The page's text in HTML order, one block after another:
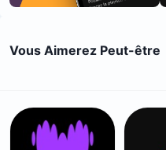
Vous Aimerez Peut-être